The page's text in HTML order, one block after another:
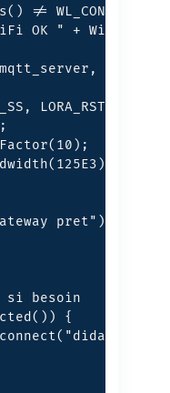
!= WL_CONNECTED)
OK " +
1883);
LORA_RST,
pret");
si besoin
{